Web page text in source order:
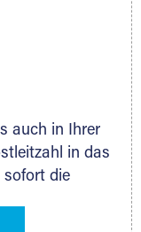
auch in Ihrer
in das
sofort die
An zahlreichen